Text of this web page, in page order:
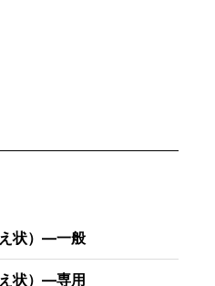
状）―一般
状）―専用